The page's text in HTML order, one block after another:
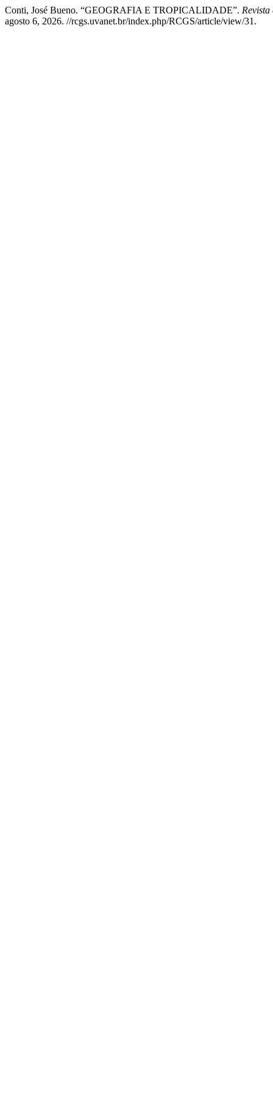
Conti, José Bueno. “GEOGRAFIA E TROPICALIDADE”.
agosto 6, 2026. //rcgs.uvanet.br/index.php/RCGS/article/view/31.